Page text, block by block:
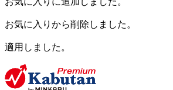
お気に入りから削除しました。
適用しました。